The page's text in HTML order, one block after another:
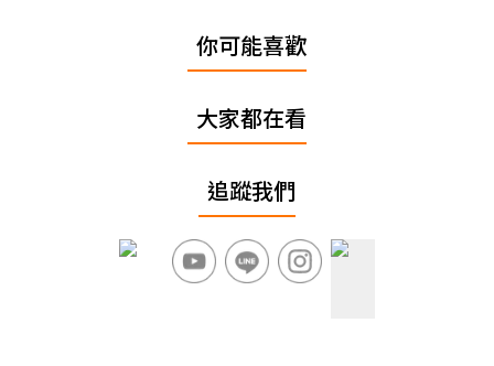
你可能喜歡
大家都在看
追蹤我們